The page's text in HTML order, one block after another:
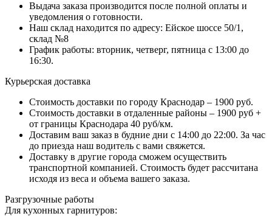
Выдача заказа производится после полной оплаты и
уведомления о готовности.
Наш склад находится по адресу: Ейское шоссе 50/1,
склад №8
График работы: вторник, четверг, пятница с 13:00 до
16:30.
Курьерская доставка
Стоимость доставки по городу Краснодар – 1900 руб.
Стоимость доставки в отдаленные районы – 1900 руб +
от границы Краснодара 40 руб/км.
Доставим ваш заказ в будние дни с 14:00 до 22:00. За час
до приезда наш водитель с вами свяжется.
Доставку в другие города сможем осуществить
транспортной компанией. Стоимость будет рассчитана
исходя из веса и объема вашего заказа.
Разгрузочные работы
Для кухонных гарнитуров: